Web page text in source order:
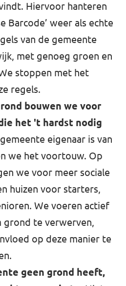
Hiervoor hanteren
Barcode’ weer als echte
van de gemeente
met genoeg groen en
stoppen met het
regels.
bouwen we voor
het 't hardst nodig
eigenaar is van
we het voortouw. Op
we voor meer sociale
huizen voor starters,
We voeren actief
grond te verwerven,
op deze manier te
geen grond heeft,